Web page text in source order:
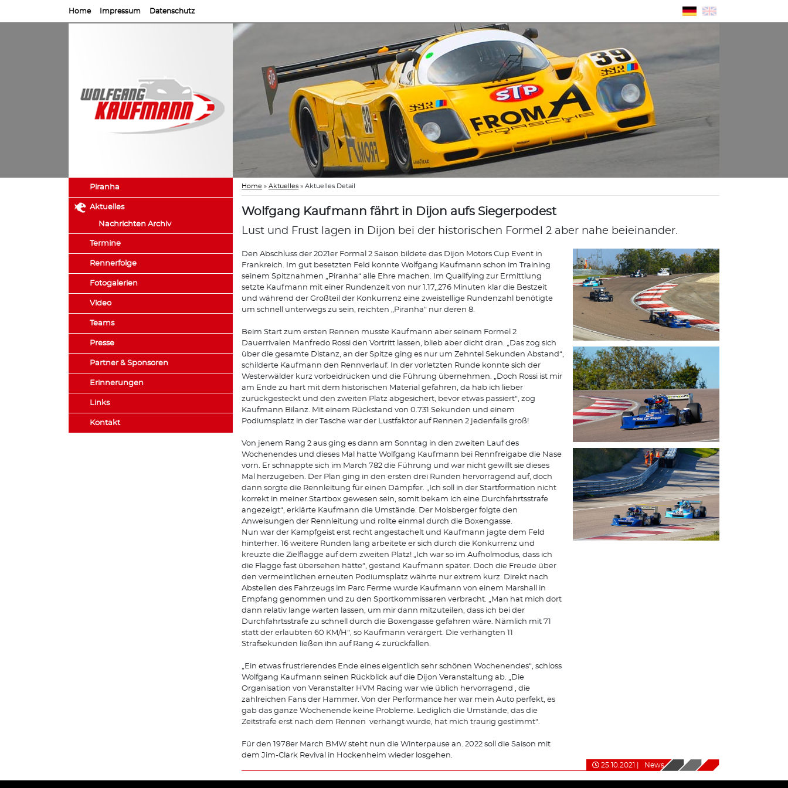
Home Impressum Datenschutz
Piranha
Aktuelles
Nachrichten Archiv
Termine
Rennerfolge
Fotogalerien
Video
Teams
Presse
Partner & Sponsoren
Erinnerungen
Links
Kontakt
Home » Aktuelles » Aktuelles Detail
Wolfgang Kaufmann fährt in Dijon aufs Siegerpodest
Lust und Frust lagen in Dijon bei der historischen Formel 2 aber nahe beieinander.
Den Abschluss der 2021er Formal 2 Saison bildete das Dijon Motors Cup Event in
Frankreich. Im gut besetzten Feld konnte Wolfgang Kaufmann schon im Training
seinem Spitznahmen „Piranha“ alle Ehre machen. Im Qualifying zur Ermittlung
setzte Kaufmann mit einer Rundenzeit von nur 1.17,,276 Minuten klar die Bestzeit
und während der Großteil der Konkurrenz eine zweistellige Rundenzahl benötigte
um schnell unterwegs zu sein, reichten „Piranha“ nur deren 8.
Beim Start zum ersten Rennen musste Kaufmann aber seinem Formel 2
Dauerrivalen Manfredo Rossi den Vortritt lassen, blieb aber dicht dran. „Das zog sich
über die gesamte Distanz, an der Spitze ging es nur um Zehntel Sekunden Abstand“,
schilderte Kaufmann den Rennverlauf. In der vorletzten Runde konnte sich der
Westerwälder kurz vorbeidrücken und die Führung übernehmen. „Doch Rossi ist mir
am Ende zu hart mit dem historischen Material gefahren, da hab ich lieber
zurückgesteckt und den zweiten Platz abgesichert, bevor etwas passiert“, zog
Kaufmann Bilanz. Mit einem Rückstand von 0.731 Sekunden und einem
Podiumsplatz in der Tasche war der Lustfaktor auf Rennen 2 jedenfalls groß!
Von jenem Rang 2 aus ging es dann am Sonntag in den zweiten Lauf des
Wochenendes und dieses Mal hatte Wolfgang Kaufmann bei Rennfreigabe die Nase
vorn. Er schnappte sich im March 782 die Führung und war nicht gewillt sie dieses
Mal herzugeben. Der Plan ging in den ersten drei Runden hervorragend auf, doch
dann sorgte die Rennleitung für einen Dämpfer. „Ich soll in der Startformation nicht
korrekt in meiner Startbox gewesen sein, somit bekam ich eine Durchfahrtsstrafe
angezeigt“, erklärte Kaufmann die Umstände. Der Molsberger folgte den
Anweisungen der Rennleitung und rollte einmal durch die Boxengasse.
Nun war der Kampfgeist erst recht angestachelt und Kaufmann jagte dem Feld
hinterher. 16 weitere Runden lang arbeitete er sich durch die Konkurrenz und
kreuzte die Zielflagge auf dem zweiten Platz! „Ich war so im Aufholmodus, dass ich
die Flagge fast übersehen hätte“, gestand Kaufmann später. Doch die Freude über
den vermeintlichen erneuten Podiumsplatz währte nur extrem kurz. Direkt nach
Abstellen des Fahrzeugs im Parc Ferme wurde Kaufmann von einem Marshall in
Empfang genommen und zu den Sportkommissaren verbracht. „Man hat mich dort
dann relativ lange warten lassen, um mir dann mitzuteilen, dass ich bei der
Durchfahrtsstrafe zu schnell durch die Boxengasse gefahren wäre. Nämlich mit 71
statt der erlaubten 60 KM/H“, so Kaufmann verärgert. Die verhängten 11
Strafsekunden ließen ihn auf Rang 4 zurückfallen.
„Ein etwas frustrierendes Ende eines eigentlich sehr schönen Wochenendes“, schloss
Wolfgang Kaufmann seinen Rückblick auf die Dijon Veranstaltung ab. „Die
Organisation von Veranstalter HVM Racing war wie üblich hervorragend , die
zahlreichen Fans der Hammer. Von der Performance her war mein Auto perfekt, es
gab das ganze Wochenende keine Probleme. Lediglich die Umstände, das die
Zeitstrafe erst nach dem Rennen verhängt wurde, hat mich traurig gestimmt“.
Für den 1978er March BMW steht nun die Winterpause an. 2022 soll die Saison mit
dem Jim-Clark Revival in Hockenheim wieder losgehen.
25.10.2021 News